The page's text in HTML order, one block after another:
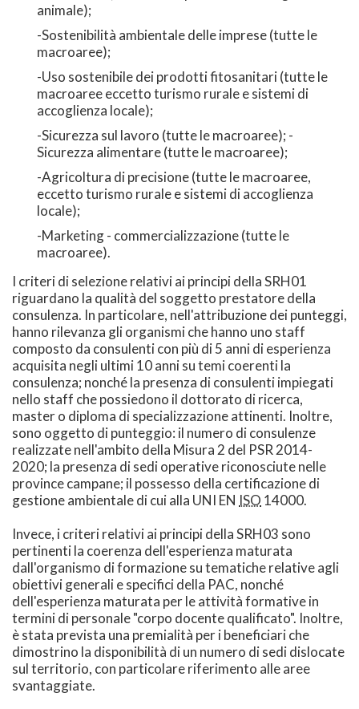
animale);
-Sostenibilità ambientale delle imprese (tutte le
macroaree);
-Uso sostenibile dei prodotti fitosanitari (tutte le
macroaree eccetto turismo rurale e sistemi di
accoglienza locale);
-Sicurezza sul lavoro (tutte le macroaree); -
Sicurezza alimentare (tutte le macroaree);
-Agricoltura di precisione (tutte le macroaree,
eccetto turismo rurale e sistemi di accoglienza
locale);
-Marketing - commercializzazione (tutte le
macroaree).
I criteri di selezione relativi ai principi della SRH01
riguardano la qualità del soggetto prestatore della
consulenza. In particolare, nell'attribuzione dei punteggi,
hanno rilevanza gli organismi che hanno uno staff
composto da consulenti con più di 5 anni di esperienza
acquisita negli ultimi 10 anni su temi coerenti la
consulenza; nonché la presenza di consulenti impiegati
nello staff che possiedono il dottorato di ricerca,
master o diploma di specializzazione attinenti. Inoltre,
sono oggetto di punteggio: il numero di consulenze
realizzate nell'ambito della Misura 2 del PSR 2014-
2020; la presenza di sedi operative riconosciute nelle
province campane; il possesso della certificazione di
gestione ambientale di cui alla UNI EN ISO 14000.
Invece, i criteri relativi ai principi della SRH03 sono
pertinenti la coerenza dell'esperienza maturata
dall'organismo di formazione su tematiche relative agli
obiettivi generali e specifici della PAC, nonché
dell'esperienza maturata per le attività formative in
termini di personale "corpo docente qualificato". Inoltre,
è stata prevista una premialità per i beneficiari che
dimostrino la disponibilità di un numero di sedi dislocate
sul territorio, con particolare riferimento alle aree
svantaggiate.